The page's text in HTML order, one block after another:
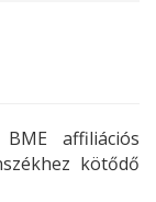
affiliációs
kötődő